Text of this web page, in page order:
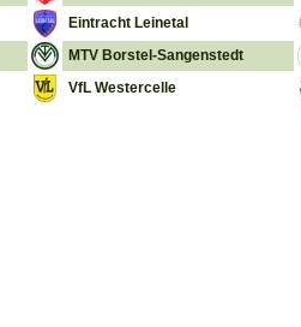
Eintracht Leinetal
MTV Borstel-Sangenstedt
VfL Westercelle